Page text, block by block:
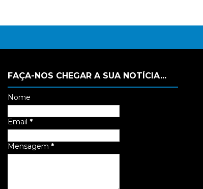
FAÇA-NOS CHEGAR A SUA NOTÍCIA...
Nome
Email *
Mensagem *